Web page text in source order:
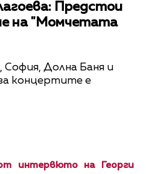
Предстои
на "Момчетата
Долна Баня и
концертите е
интервюто на Георги